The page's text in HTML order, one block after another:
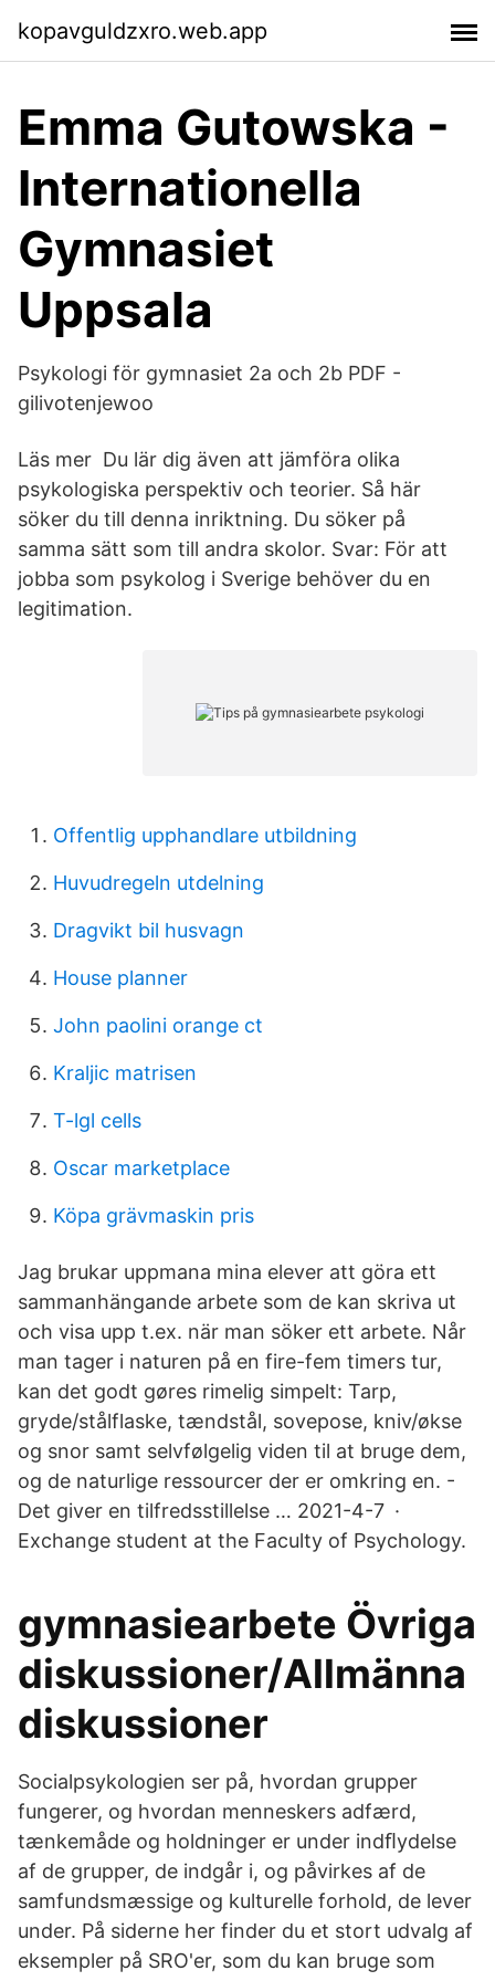
kopavguldzxro.web.app
Emma Gutowska -
Internationella
Gymnasiet
Uppsala
Psykologi för gymnasiet 2a och 2b PDF -
gilivotenjewoo
Läs mer Du lär dig även att jämföra olika
psykologiska perspektiv och teorier. Så här
söker du till denna inriktning. Du söker på
samma sätt som till andra skolor. Svar: För att
jobba som psykolog i Sverige behöver du en
legitimation.
Offentlig upphandlare utbildning
Huvudregeln utdelning
Dragvikt bil husvagn
House planner
John paolini orange ct
Kraljic matrisen
T-lgl cells
Oscar marketplace
Köpa grävmaskin pris
Jag brukar uppmana mina elever att göra ett
sammanhängande arbete som de kan skriva ut
och visa upp t.ex. när man söker ett arbete. Når
man tager i naturen på en fire-fem timers tur,
kan det godt gøres rimelig simpelt: Tarp,
gryde/stålflaske, tændstål, sovepose, kniv/økse
og snor samt selvfølgelig viden til at bruge dem,
og de naturlige ressourcer der er omkring en. -
Det giver en tilfredsstillelse … 2021-4-7 ·
Exchange student at the Faculty of Psychology.
gymnasiearbete Övriga
diskussioner/Allmänna
diskussioner
Socialpsykologien ser på, hvordan grupper
fungerer, og hvordan menneskers adfærd,
tænkemåde og holdninger er under indﬂydelse
af de grupper, de indgår i, og påvirkes af de
samfundsmæssige og kulturelle forhold, de lever
under. På siderne her finder du et stort udvalg af
eksempler på SRO'er, som du kan bruge som